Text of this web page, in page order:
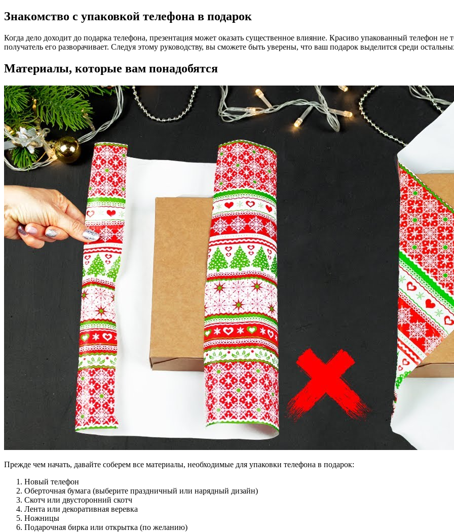
Знакомство с упаковкой телефона в подарок
Когда дело доходит до подарка телефона, презентация может оказать существенное влияние. Красиво упакованный телефон
получатель его разворачивает. Следуя этому руководству, вы сможете быть уверены, что ваш подарок выделится среди
Материалы, которые вам понадобятся
Прежде чем начать, давайте соберем все материалы, необходимые для упаковки телефона в подарок:
Новый телефон
Оберточная бумага (выберите праздничный или нарядный дизайн)
Скотч или двусторонний скотч
Лента или декоративная веревка
Ножницы
Подарочная бирка или открытка (по желанию)